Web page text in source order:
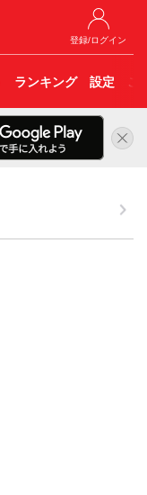
登録/ログイン
ランキング 設定 こ